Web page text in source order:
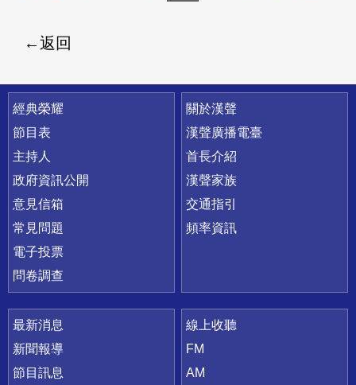
返回
快速連結
經典榮耀
節目表
主持人
政府資訊公開
意見信箱
常見問題
電子投票
問卷調查
關於漢聲
漢聲廣播電臺
首長介紹
漢聲家族
交通指引
頻率資訊
最新消息
新聞報導
節目訊息
線上收聽
FM
AM